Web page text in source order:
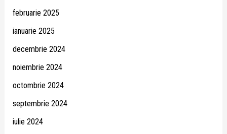
februarie 2025
ianuarie 2025
decembrie 2024
noiembrie 2024
octombrie 2024
septembrie 2024
iulie 2024